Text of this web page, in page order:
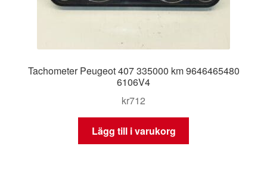
Tachometer Peugeot 407 335000 km 9646465480
6106V4
kr712
Lägg till i varukorg